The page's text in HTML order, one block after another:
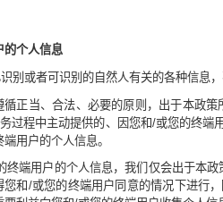
的个人信息
别或者可识别的自然人有关的各种信息，
正当、合法、必要的原则，出于本政
过程中主动提供的、因您和/或您的终端
端用户的个人信息。
终端用户的个人信息，我们仅会出于本
您和/或您的终端用户同意的情况下进行